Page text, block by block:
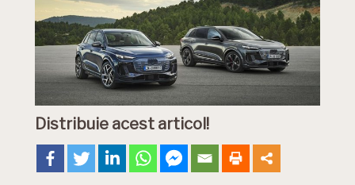
Distribuie acest articol!